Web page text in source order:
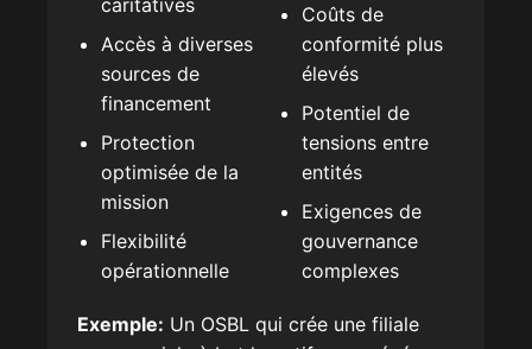
caritatives
Accès à diverses
sources de
financement
Protection
optimisée de la
mission
Flexibilité
opérationnelle
Coûts de
conformité plus
élevés
Potentiel de
tensions entre
entités
Exigences de
gouvernance
complexes
Exemple: Un OSBL qui crée une filiale